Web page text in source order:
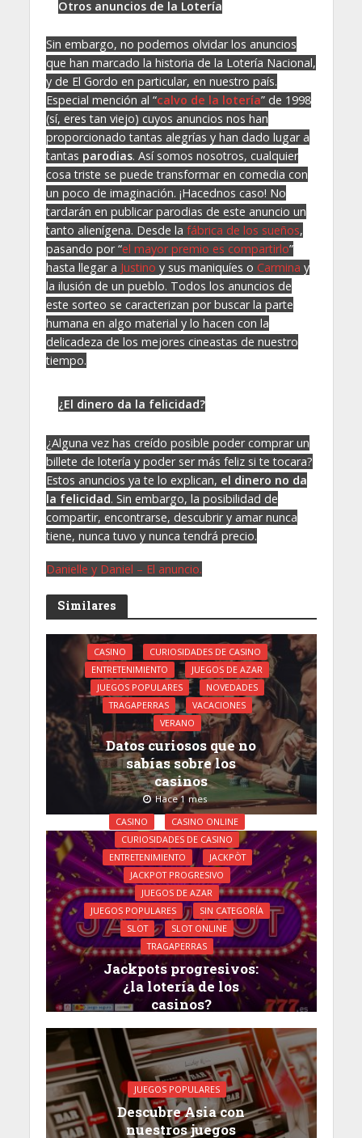
Otros anuncios de la Lotería
Sin embargo, no podemos olvidar los anuncios
que han marcado la historia de la Lotería Nacional,
y de El Gordo en particular, en nuestro país.
Especial mención al “calvo de la lotería” de 1998
(sí, eres tan viejo) cuyos anuncios nos han
proporcionado tantas alegrías y han dado lugar a
tantas parodias. Así somos nosotros, cualquier
cosa triste se puede transformar en comedia con
un poco de imaginación. ¡Hacednos caso! No
tardarán en publicar parodias de este anuncio un
tanto alienígena. Desde la fábrica de los sueños,
pasando por “el mayor premio es compartirlo”
hasta llegar a Justino y sus maniquíes o Carmina y
la ilusión de un pueblo. Todos los anuncios de
este sorteo se caracterizan por buscar la parte
humana en algo material y lo hacen con la
delicadeza de los mejores cineastas de nuestro
tiempo.
¿El dinero da la felicidad?
¿Alguna vez has creído posible poder comprar un
billete de lotería y poder ser más feliz si te tocara?
Estos anuncios ya te lo explican, el dinero no da
la felicidad. Sin embargo, la posibilidad de
compartir, encontrarse, descubrir y amar nunca
tiene, nunca tuvo y nunca tendrá precio.
Danielle y Daniel – El anuncio.
Similares
CASINO
CURIOSIDADES DE CASINO
ENTRETENIMIENTO
JUEGOS DE AZAR
JUEGOS POPULARES
NOVEDADES
TRAGAPERRAS
VACACIONES
VERANO
Datos curiosos que no
sabías sobre los
casinos
Hace 1 mes
CASINO
CASINO ONLINE
CURIOSIDADES DE CASINO
ENTRETENIMIENTO
JACKPÒT
JACKPOT PROGRESIVO
JUEGOS DE AZAR
JUEGOS POPULARES
SIN CATEGORÍA
SLOT
SLOT ONLINE
TRAGAPERRAS
Jackpots progresivos:
¿la lotería de los
casinos?
JUEGOS POPULARES
Descubre Asia con
nuestros juegos